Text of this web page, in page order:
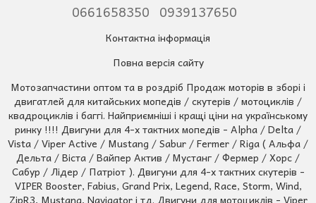
0661658350 0939137650
Контактна інформація
Повна версія сайту
Мотозапчастини оптом та в роздріб Продаж моторів в зборі і
двигатлей для китайських мопедів / скутерів / мотоциклів /
квадроциклів і баггі. Найприємніші і кращі ціни на українському
ринку !!!! Двигуни для 4-х тактних мопедів - Alpha / Delta /
Vista / Viper Active / Mustang / Sabur / Fermer / Riga ( Альфа /
Дельта / Віста / Вайпер Актив / Мустанг / Фермер / Хорс /
Сабур / Лідер / Патріот ). Двигуни для 4-х тактних скутерів -
VIPER Booster, Fabius, Grand Prix, Legend, Race, Storm, Wind,
ZipR3, Mustang, Navigator і тд. Двигуни для мотоциклів - Viper